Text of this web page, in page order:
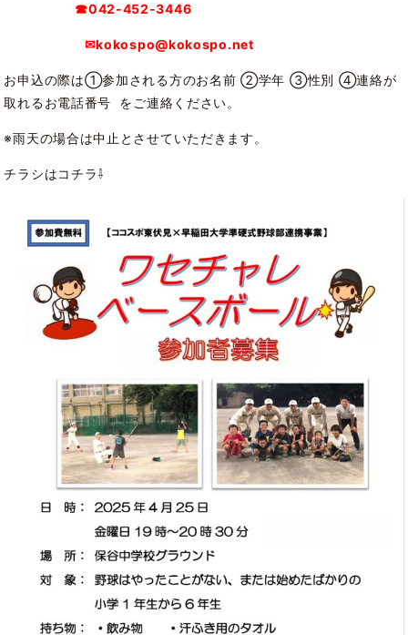
☎042-452-3446
✉kokospo@kokospo.net
お申込の際は①参加される方のお名前 ②学年 ③性別 ④連絡が
取れるお電話番号 をご連絡ください。
※雨天の場合は中止とさせていただきます。
チラシはコチラ⇩